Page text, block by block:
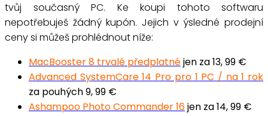
tvůj současný PC. Ke koupi tohoto softwaru
nepotřebuješ žádný kupón. Jejich výsledné prodejní
ceny si můžeš prohlédnout níže:
MacBooster 8 trvalé předplatnéjen za 13, 99 €
Advanced SystemCare 14 Pro pro 1 PC / na 1 rok
za pouhých 9, 99 €
Ashampoo Photo Commander 16jen za 14, 99 €